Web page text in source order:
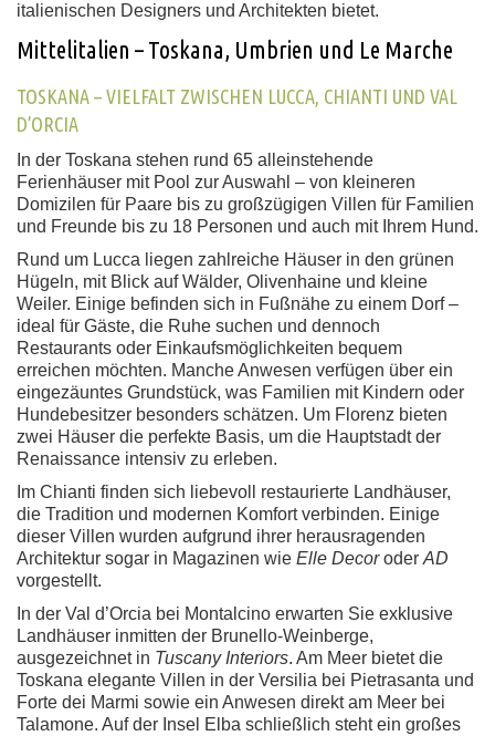
italienischen Designers und Architekten bietet.
Mittelitalien – Toskana, Umbrien und Le Marche
TOSKANA – VIELFALT ZWISCHEN LUCCA, CHIANTI UND VAL
D’ORCIA
In der Toskana stehen rund 65 alleinstehende
Ferienhäuser mit Pool zur Auswahl – von kleineren
Domizilen für Paare bis zu großzügigen Villen für Familien
und Freunde bis zu 18 Personen und auch mit Ihrem Hund.
Rund um Lucca liegen zahlreiche Häuser in den grünen
Hügeln, mit Blick auf Wälder, Olivenhaine und kleine
Weiler. Einige befinden sich in Fußnähe zu einem Dorf –
ideal für Gäste, die Ruhe suchen und dennoch
Restaurants oder Einkaufsmöglichkeiten bequem
erreichen möchten. Manche Anwesen verfügen über ein
eingezäuntes Grundstück, was Familien mit Kindern oder
Hundebesitzer besonders schätzen. Um Florenz bieten
zwei Häuser die perfekte Basis, um die Hauptstadt der
Renaissance intensiv zu erleben.
Im Chianti finden sich liebevoll restaurierte Landhäuser,
die Tradition und modernen Komfort verbinden. Einige
dieser Villen wurden aufgrund ihrer herausragenden
Architektur sogar in Magazinen wie Elle Decoroder AD
vorgestellt.
In der Val d’Orcia bei Montalcino erwarten Sie exklusive
Landhäuser inmitten der Brunello-Weinberge,
ausgezeichnet in Tuscany Interiors. Am Meer bietet die
Toskana elegante Villen in der Versilia bei Pietrasanta und
Forte dei Marmi sowie ein Anwesen direkt am Meer bei
Talamone. Auf der Insel Elba schließlich steht ein großes